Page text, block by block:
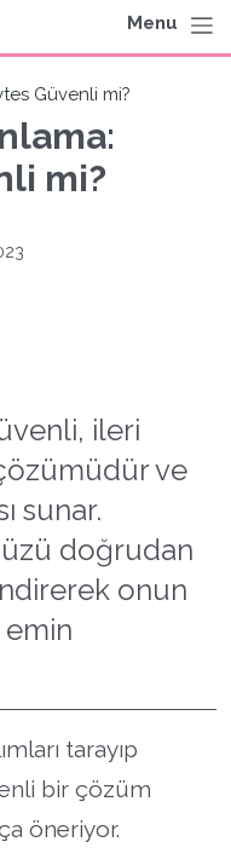
Menu
Güvenli mi?
mi?
ileri
ve
sunar.
doğrudan
onun
tarayıp
bir çözüm
öneriyor.